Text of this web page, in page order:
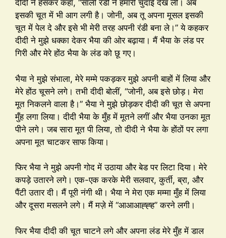
दीदी ने हँसकर कहा, “साली रंडी ने हमारी चुदाई देख ली। अब
इसकी चूत में भी आग लगी है। जोनी, अब तू अपना मूसल इसकी
चूत में पेल दे और इसे भी मेरी तरह अपनी रंडी बना ले।” ये कहकर
दीदी ने मुझे धक्का देकर भैया की ओर बढ़ाया। मैं भैया के लंड पर
गिरी और मेरे होंठ भैया के लंड को छू गए।
भैया ने मुझे संभाला, मेरे मम्मे पकड़कर मुझे अपनी बाहों में लिया और
मेरे होंठ चूसने लगे। तभी दीदी बोलीं, “जोनी, अब इसे छोड़। मेरा
मूत निकलने वाला है।” भैया ने मुझे छोड़कर दीदी की चूत से अपना
मुँह लगा लिया। दीदी भैया के मुँह में मूतने लगीं और भैया उनका मूत
पीने लगे। जब सारा मूत पी लिया, तो दीदी ने भैया के होंठों पर लगा
अपना मूत चाटकर साफ किया।
फिर भैया ने मुझे अपनी गोद में उठाया और बेड पर लिटा दिया। मेरे
कपड़े उतारने लगे। एक-एक करके मेरी सलवार, कुर्ती, ब्रा, और
पैंटी उतार दी। मैं पूरी नंगी थी। भैया ने मेरा एक मम्मा मुँह में लिया
और दूसरा मसलने लगे। मैं मज़े में “आआआह्ह्ह” करने लगी।
फिर भैया दीदी की चूत चाटने लगे और अपना लंड मेरे मुँह में डाल